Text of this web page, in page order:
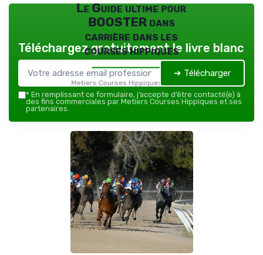
Le Guide ultime pour
BOOSTER dans
carrière dans les
courses hippiques
Metiers Courses Hippiques — 2026
Téléchargez gratuitement le livre blanc
➔ Télécharger
* En remplissant ce formulaire, j’accepte d’être contacté(e) à
des fins commerciales par Metiers Courses Hippiques et ses
partenaires.